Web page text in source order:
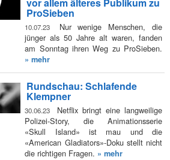
ProSieben
10.07.23
Nur wenige Menschen, die
jünger als 50 Jahre alt waren, fanden
am Sonntag ihren Weg zu ProSieben.
» mehr
Rundschau: Schlafende
Klempner
30.06.23
Netflix bringt eine langweilige
Polizei-Story, die Animationsserie
«Skull Island» ist mau und die
«American Gladiators»-Doku stellt nicht
die richtigen Fragen. » mehr